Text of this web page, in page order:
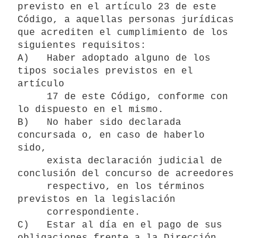
previsto en el artículo 23 de este
Código, a aquellas personas jurídicas
que acrediten el cumplimiento de los
siguientes requisitos:
A)   Haber adoptado alguno de los
tipos sociales previstos en el
artículo
lo dispuesto en el mismo.
B)   No haber sido declarada
concursada o, en caso de haberlo
sido,
conclusión del concurso de acreedores
previstos en la legislación
C)   Estar al día en el pago de sus